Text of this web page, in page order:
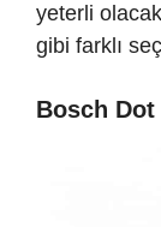
yeterli
gibi farklı
Bosch